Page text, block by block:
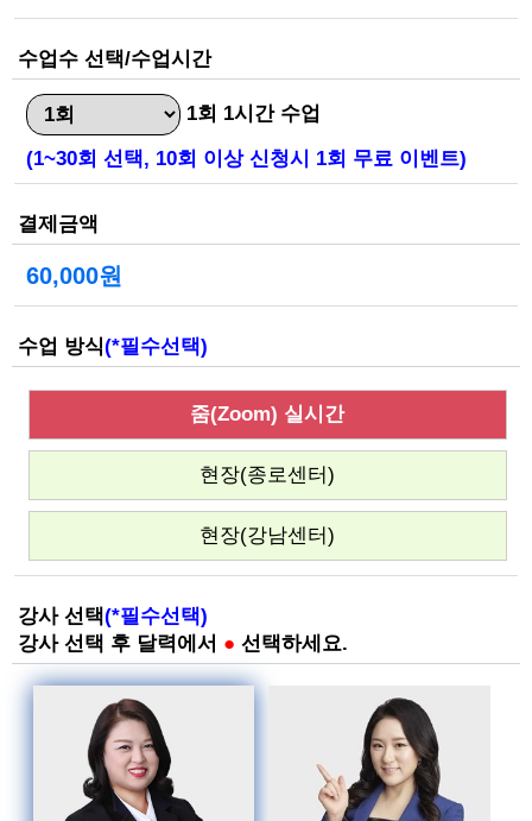
수업수 선택/수업시간
1회 1시간 수업
(1~30회 선택, 10회 이상 신청시 1회 무료 이벤트)
결제금액
60,000원
수업 방식(*필수선택)
줌(Zoom) 실시간
현장(종로센터)
현장(강남센터)
강사 선택(*필수선택)
강사 선택 후 달력에서 ● 선택하세요.